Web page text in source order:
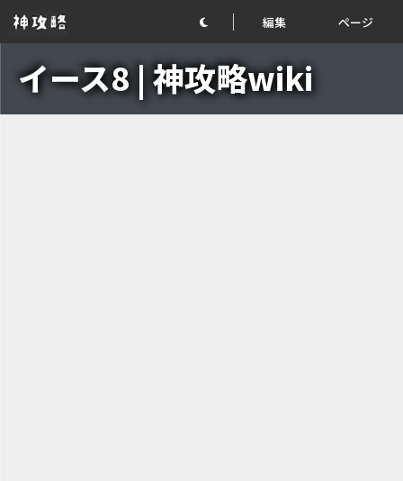
編集 ページ
イース8 | 神攻略wiki